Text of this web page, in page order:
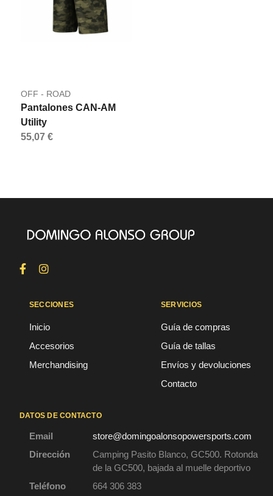
OFF - ROAD
Pantalones CAN-AM
Utility
55,07 €
SECCIONES
Inicio
Accesorios
Merchandising
SERVICIOS
Guía de compras
Guía de tallas
Envíos y devoluciones
Contacto
DATOS DE CONTACTO
Email
store@domingoalonsopowersports.com
Dirección
Camping Pasito Blanco, GC500. Rotonda
de la GC500, bajada al muelle deportivo
Teléfono
664 306 383